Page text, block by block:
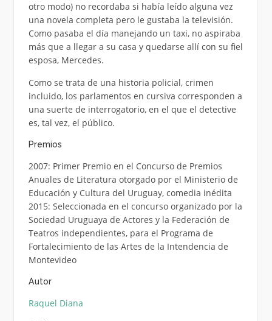
otro modo) no recordaba si había leído alguna vez
una novela completa pero le gustaba la televisión.
Como pasaba el día manejando un taxi, no aspiraba
más que a llegar a su casa y quedarse allí con su fiel
esposa, Mercedes.
Como se trata de una historia policial, crimen
incluido, los parlamentos en cursiva corresponden a
una suerte de interrogatorio, en el que el detective
es, tal vez, el público.
Premios
2007: Primer Premio en el Concurso de Premios
Anuales de Literatura otorgado por el Ministerio de
Educación y Cultura del Uruguay, comedia inédita
2015: Seleccionada en el concurso organizado por la
Sociedad Uruguaya de Actores y la Federación de
Teatros independientes, para el Programa de
Fortalecimiento de las Artes de la Intendencia de
Montevideo
Autor
Raquel Diana